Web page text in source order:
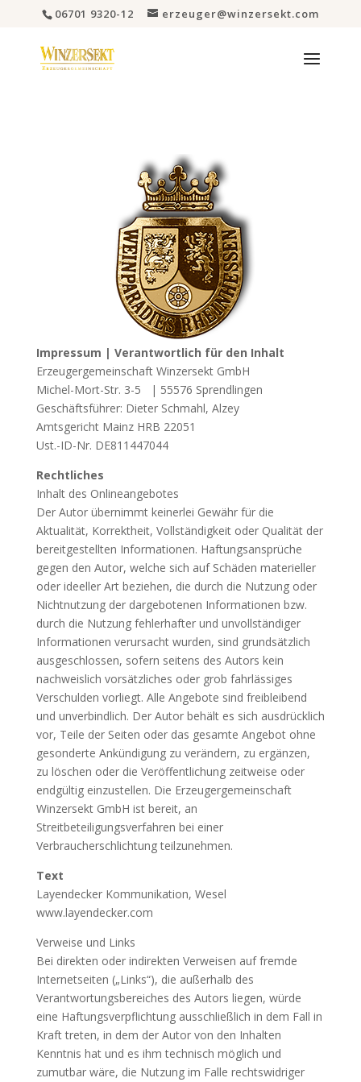
06701 9320-12 erzeuger@winzersekt.com
Impressum | Verantwortlich für den Inhalt
Erzeugergemeinschaft Winzersekt GmbH
Michel-Mort-Str. 3-5 | 55576 Sprendlingen
Geschäftsführer: Dieter Schmahl, Alzey
Amtsgericht Mainz HRB 22051
Ust.-ID-Nr. DE811447044
Rechtliches
Inhalt des Onlineangebotes
Der Autor übernimmt keinerlei Gewähr für die
Aktualität, Korrektheit, Vollständigkeit oder Qualität der
bereitgestellten Informationen. Haftungsansprüche
gegen den Autor, welche sich auf Schäden materieller
oder ideeller Art beziehen, die durch die Nutzung oder
Nichtnutzung der dargebotenen Informationen bzw.
durch die Nutzung fehlerhafter und unvollständiger
Informationen verursacht wurden, sind grundsätzlich
ausgeschlossen, sofern seitens des Autors kein
nachweislich vorsätzliches oder grob fahrlässiges
Verschulden vorliegt. Alle Angebote sind freibleibend
und unverbindlich. Der Autor behält es sich ausdrücklich
vor, Teile der Seiten oder das gesamte Angebot ohne
gesonderte Ankündigung zu verändern, zu ergänzen,
zu löschen oder die Veröffentlichung zeitweise oder
endgültig einzustellen. Die Erzeugergemeinschaft
Winzersekt GmbH ist bereit, an
Streitbeteiligungsverfahren bei einer
Verbraucherschlichtung teilzunehmen.
Text
Layendecker Kommunikation, Wesel
www.layendecker.com
Verweise und Links
Bei direkten oder indirekten Verweisen auf fremde
Internetseiten („Links“), die außerhalb des
Verantwortungsbereiches des Autors liegen, würde
eine Haftungsverpflichtung ausschließlich in dem Fall in
Kraft treten, in dem der Autor von den Inhalten
Kenntnis hat und es ihm technisch möglich und
zumutbar wäre, die Nutzung im Falle rechtswidriger